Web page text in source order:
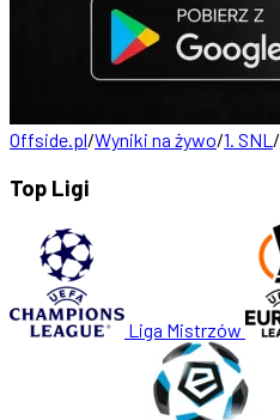
Offside.pl/Wyniki na żywo/1. SNL /
Top Ligi
Liga Mistrzów